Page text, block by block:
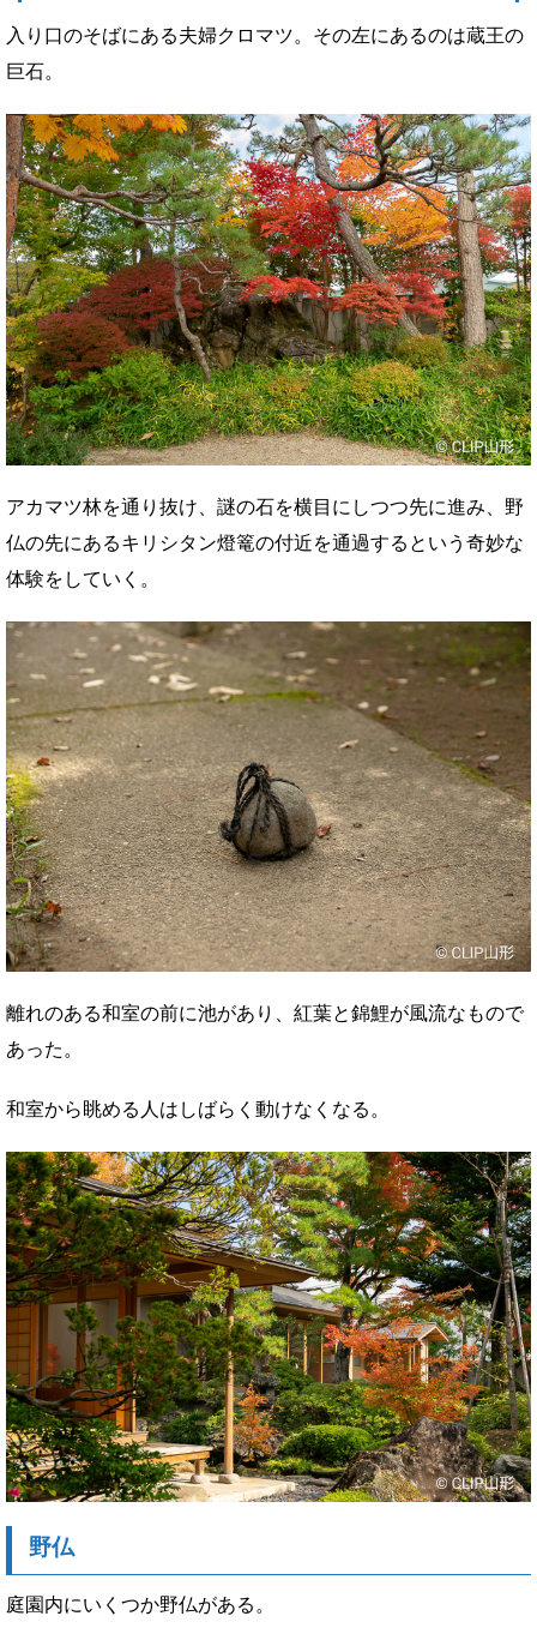
入り口のそばにある夫婦クロマツ。その左にあるのは蔵王の
巨石。
アカマツ林を通り抜け、謎の石を横目にしつつ先に進み、野
仏の先にあるキリシタン燈篭の付近を通過するという奇妙な
体験をしていく。
離れのある和室の前に池があり、紅葉と錦鯉が風流なもので
あった。
和室から眺める人はしばらく動けなくなる。
野仏
庭園内にいくつか野仏がある。